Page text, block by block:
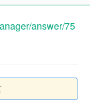
answer/75